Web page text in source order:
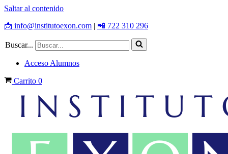
Saltar al contenido
📩 info@institutoexon.com | 📲 722 310 296
Buscar...
Acceso Alumnos
Carrito 0